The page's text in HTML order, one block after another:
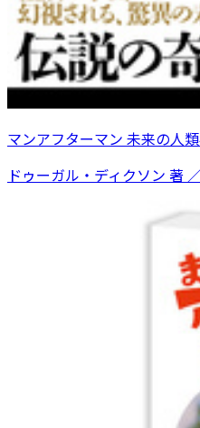
マンアフターマン 未来の人
ドゥーガル・ディクソン 著